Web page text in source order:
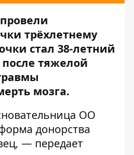
трёхлетнему
стал 38-летний
тяжелой
мозга.
ОО
донорства
— передает